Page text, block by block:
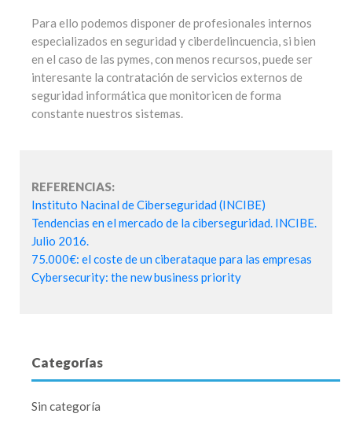
Para ello podemos disponer de profesionales internos
especializados en seguridad y ciberdelincuencia, si bien
en el caso de las pymes, con menos recursos, puede ser
interesante la contratación de servicios externos de
seguridad informática que monitoricen de forma
constante nuestros sistemas.
REFERENCIAS:
Instituto Nacinal de Ciberseguridad (INCIBE)
Tendencias en el mercado de la ciberseguridad. INCIBE.
Julio 2016.
75.000€: el coste de un ciberataque para las empresas
Cybersecurity: the new business priority
Categorías
Sin categoría